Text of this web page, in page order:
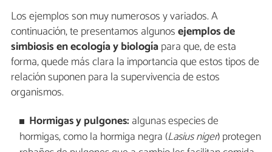
Los ejemplos son muy numerosos y variados. A
continuación, te presentamos algunosejemplos de
simbiosis en ecología y biologíapara que, de esta
forma, quede más clara la importancia que estos tipos de
relación suponen para la supervivencia de estos
organismos.
Hormigas y pulgones: algunas especies de
hormigas, como la hormiga negra (Lasius niger) protegen